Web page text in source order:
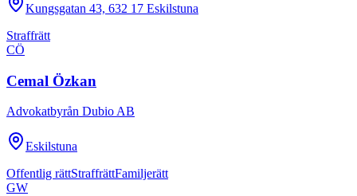
Kungsgatan 43, 632 17 Eskilstuna
Straffrätt
CÖ
Cemal Özkan
Advokatbyrån Dubio AB
Eskilstuna
Offentlig rättStraffrättFamiljerätt
GW